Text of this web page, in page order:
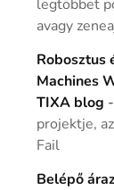
legtöbbet
avagy
Robosztus
Machines
TIXA blog -
projektje,
Fail
Belépő